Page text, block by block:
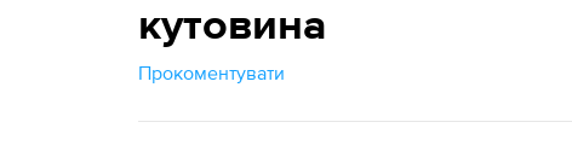
кутовина
Прокоментувати